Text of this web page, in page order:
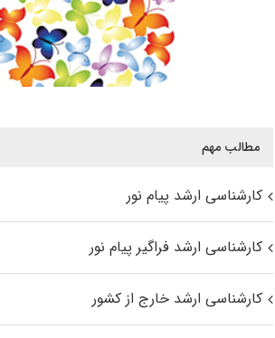
مطالب مهم
کارشناسی ارشد پیام نور
کارشناسی ارشد فراگیر پیام نور
کارشناسی ارشد خارج از کشور